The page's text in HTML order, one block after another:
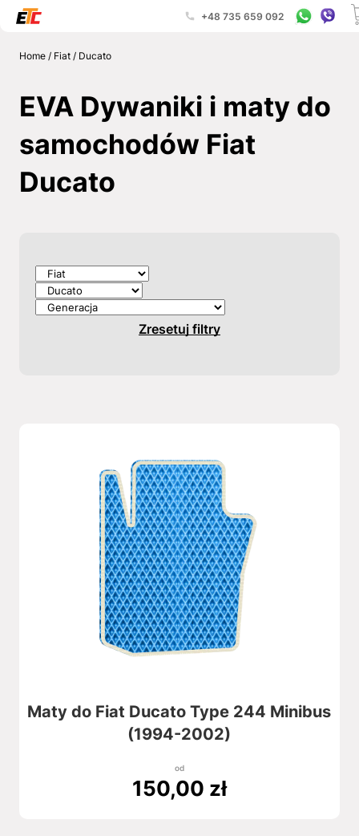
+48 735 659 092
Home/ Fiat/ Ducato
EVA Dywaniki i maty do
samochodów Fiat
Ducato
Zresetuj filtry
Maty do Fiat Ducato Type 244 Minibus
(1994-2002)
od
150,00 zł